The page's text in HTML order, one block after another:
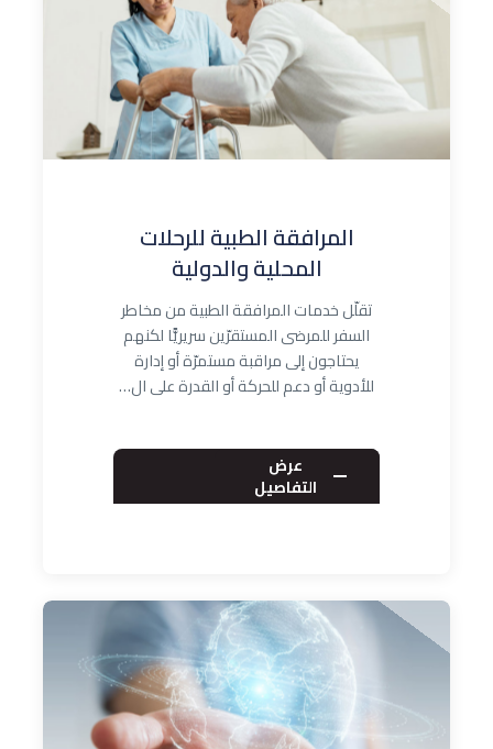
المرافقة الطبية للرحلات
المحلية والدولية
تقلّل خدمات المرافقة الطبية من مخاطر
السفر للمرضى المستقرّين سريريًّا لكنهم
يحتاجون إلى مراقبة مستمرّة أو إدارة
للأدوية أو دعم للحركة أو القدرة على ال…
عرض
التفاصيل